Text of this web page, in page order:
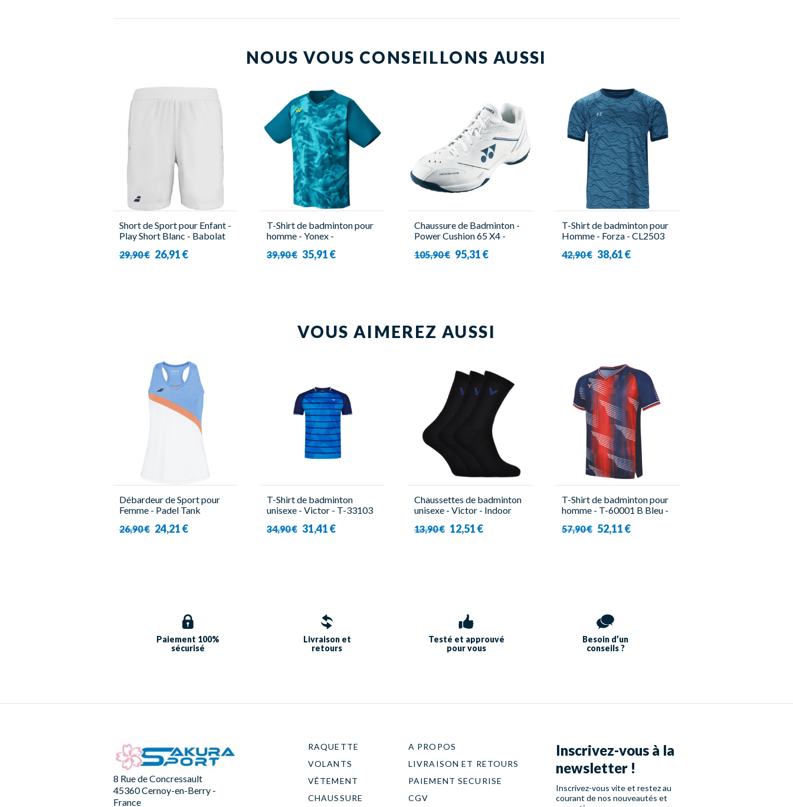
NOUS VOUS CONSEILLONS AUSSI
Short de Sport pour Enfant -
Play Short Blanc - Babolat
29,90 € 26,91 €
T-Shirt de badminton pour
homme - Yonex -
39,90 € 35,91 €
Chaussure de Badminton -
Power Cushion 65 X4 -
105,90 € 95,31 €
T-Shirt de badminton pour
Homme - Forza - CL2503
42,90 € 38,61 €
VOUS AIMEREZ AUSSI
Débardeur de Sport pour
Femme - Padel Tank
26,90 € 24,21 €
T-Shirt de badminton
unisexe - Victor - T-33103
34,90 € 31,41 €
Chaussettes de badminton
unisexe - Victor - Indoor
13,90 € 12,51 €
T-Shirt de badminton pour
homme - T-60001 B Bleu -
57,90 € 52,11 €
Paiement 100%
sécurisé
Livraison et
retours
Testé et approuvé
pour vous
Besoin d’un
conseils ?
8 Rue de Concressault
45360 Cernoy-en-Berry -
France
RAQUETTE
VOLANTS
VÊTEMENT
CHAUSSURE
A PROPOS
LIVRAISON ET RETOURS
PAIEMENT SECURISE
CGV
Inscrivez-vous à la
newsletter !
Inscrivez-vous vite et restez au
courant de nos nouveautés et